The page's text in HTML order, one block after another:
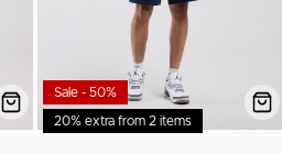
20% extra from 2 items
Sale - 50%